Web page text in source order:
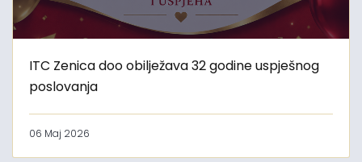
ITC Zenica doo obilježava 32 godine uspješnog
poslovanja
06 Maj 2026